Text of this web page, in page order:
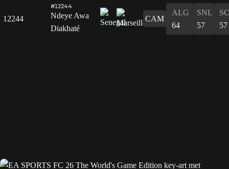
12244
#12244
Ndeye Awa
Diakhaté
CAM
ALG
64
SNL
57
57